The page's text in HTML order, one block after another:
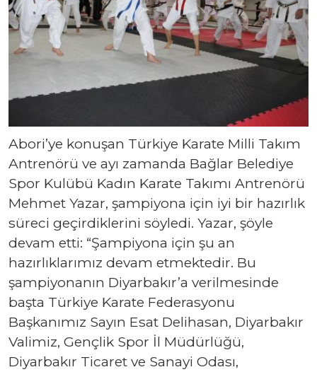
Abori’ye konuşan Türkiye Karate Milli Takım
Antrenörü ve ayı zamanda Bağlar Belediye
Spor Kulübü Kadın Karate Takımı Antrenörü
Mehmet Yazar, şampiyona için iyi bir hazırlık
süreci geçirdiklerini söyledi. Yazar, şöyle
devam etti: “Şampiyona için şu an
hazırlıklarımız devam etmektedir. Bu
şampiyonanın Diyarbakır’a verilmesinde
başta Türkiye Karate Federasyonu
Başkanımız Sayın Esat Delihasan, Diyarbakır
Valimiz, Gençlik Spor İl Müdürlüğü,
Diyarbakır Ticaret ve Sanayi Odası,